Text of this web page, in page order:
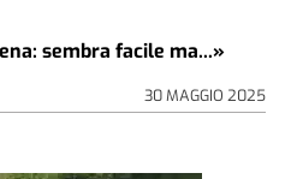
sembra facile ma...»
30 MAGGIO 2025